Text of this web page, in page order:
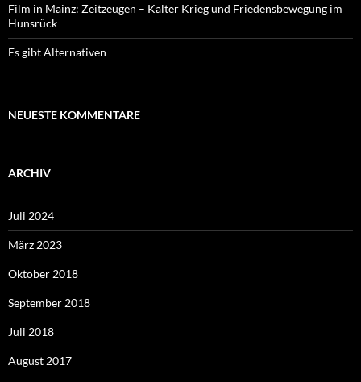
Film in Mainz: Zeitzeugen – Kalter Krieg und Friedensbewegung im
Hunsrück
Es gibt Alternativen
NEUESTE KOMMENTARE
ARCHIV
Juli 2024
März 2023
Oktober 2018
September 2018
Juli 2018
August 2017